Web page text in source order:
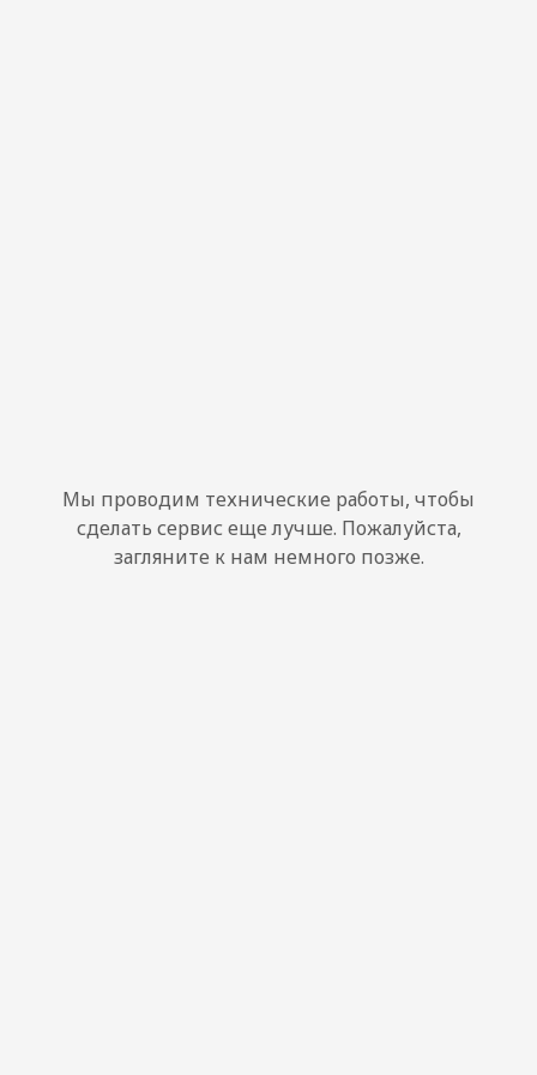
Мы проводим технические работы, чтобы
сделать сервис еще лучше. Пожалуйста,
загляните к нам немного позже.